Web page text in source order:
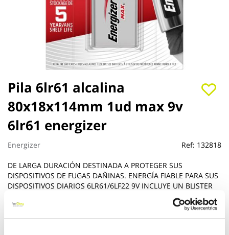
Pila 6lr61 alcalina
80x18x114mm 1ud max 9v
6lr61 energizer
Energizer Ref: 132818
DE LARGA DURACIÓN DESTINADA A PROTEGER SUS
DISPOSITIVOS DE FUGAS DAÑINAS. ENERGÍA FIABLE PARA SUS
DISPOSITIVOS DIARIOS 6LR61/6LF22 9V INCLUYE UN BLISTER
DE 1 PILA BATERÍA ALCALINA DE 9 V. ENERGÍA FIABLE PARA
SUS DISPOSITIVOS. VIDA ÚTIL DE HASTA 5 AÑOS
Saltar
al
comienzo
de
la
galería
de